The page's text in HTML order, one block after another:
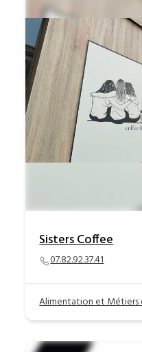
Sisters Coffee
07.82.92.37.41
Alimentation et Métiers